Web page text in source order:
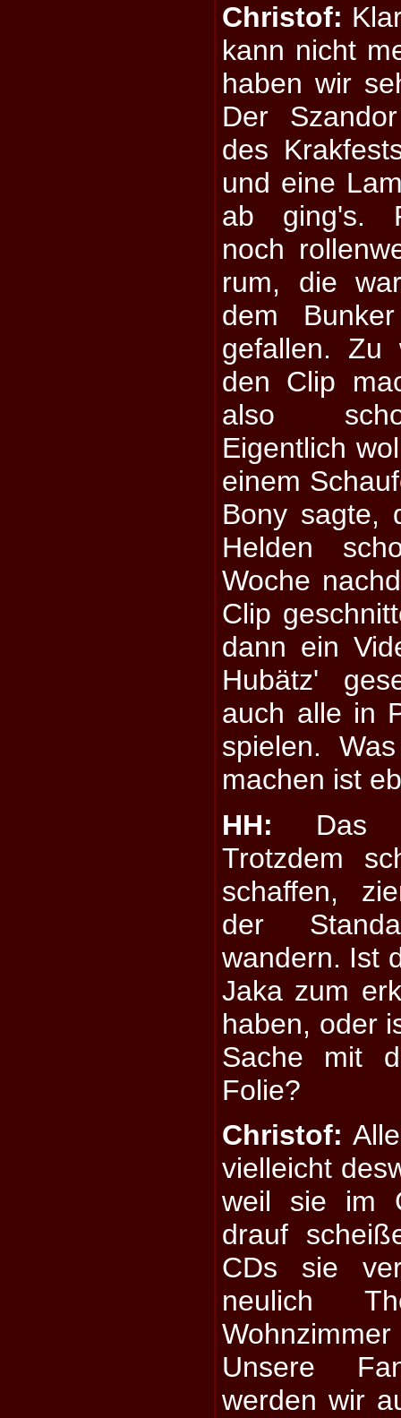
Christof:
kann nicht
haben wir
Der
des
und eine
ab ging's.
noch
rum, die
dem
gefallen. Zu
den Clip
also
Eigentlich
einem
Bony sagte,
Helden
Woche
Clip
dann ein
Hubätz'
auch alle in
spielen.
machen ist
HH: Das
Trotzdem
schaffen,
der
wandern. Ist
Jaka zum
haben, oder
Sache mit
Folie?
Christof:
vielleicht
weil sie im
drauf
CDs sie
neulich
Unsere
werden wir